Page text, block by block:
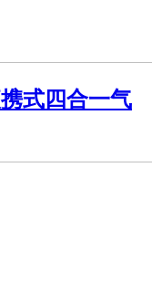
式四合一气